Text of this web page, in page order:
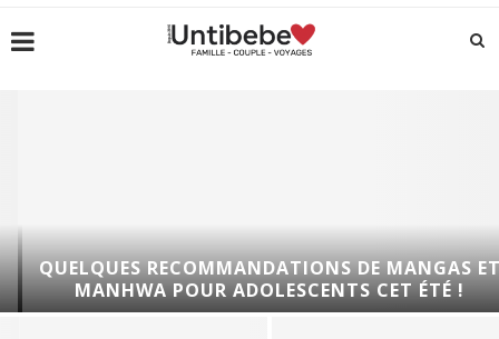
QUELQUES RECOMMANDATIONS DE MANGAS ET
MANHWA POUR ADOLESCENTS CET ÉTÉ !